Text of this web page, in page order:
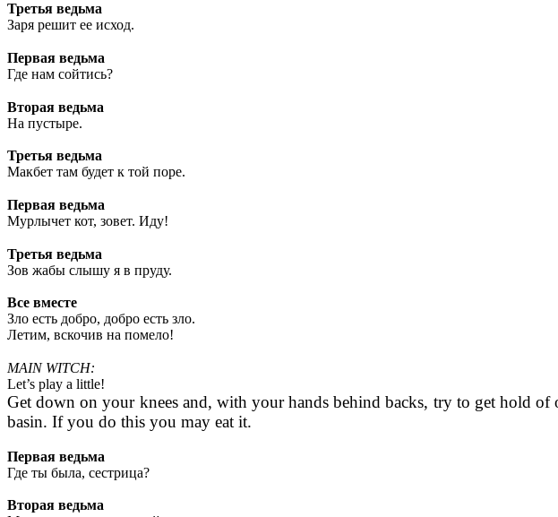
Третья ведьма
Заря решит ее исход.
Первая ведьма
Где нам сойтись?
Вторая ведьма
На пустыре.
Третья ведьма
Макбет там будет к той поре.
Первая ведьма
Мурлычет кот, зовет. Иду!
Третья ведьма
Зов жабы слышу я в пруду.
Все вместе
Зло есть добро, добро есть зло.
Летим, вскочив на помело!
MAIN WITCH:
Let’s play a little!
Get down on your knees and, with your hands behind backs, try to get hold
basin. If you do this you may eat it.
Первая ведьма
Где ты была, сестрица?
Вторая ведьма